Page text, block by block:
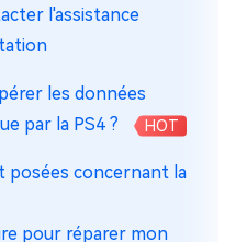
l'assistance
les données
par la PS4 ?
HOT
posées concernant la
pour réparer mon